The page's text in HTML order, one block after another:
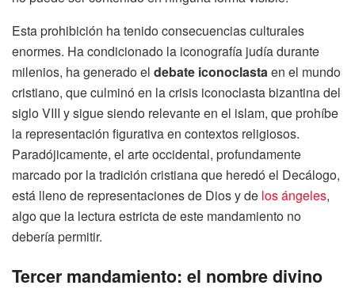
Esta prohibición ha tenido consecuencias culturales
enormes. Ha condicionado la iconografía judía durante
milenios, ha generado el debate iconoclastaen el mundo
cristiano, que culminó en la crisis iconoclasta bizantina del
siglo VIII y sigue siendo relevante en el islam, que prohíbe
la representación figurativa en contextos religiosos.
Paradójicamente, el arte occidental, profundamente
marcado por la tradición cristiana que heredó el Decálogo,
está lleno de representaciones de Dios y de los ángeles,
algo que la lectura estricta de este mandamiento no
debería permitir.
Tercer mandamiento: el nombre divino